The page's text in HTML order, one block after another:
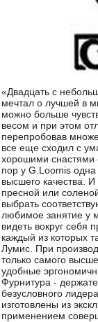
«Двадцать с
мечтал о лучшей в
можно больше
весом и при этом
перепробовав
все еще сходил с
хорошими снастями
пор у G.Loomis
высшего качества.
пресной или
выбрать
любимое занятие у
видеть вокруг себя
каждый из которых
Лумис. При
только самого
удобные
Фурнитура -
безусловного
изготовлены из
применением